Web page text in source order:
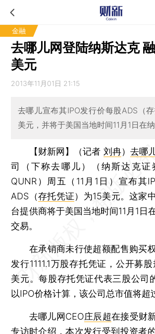
金融
去哪儿网登陆纳斯达克
美元
2013年11月01日 21:15
去哪儿宣布其IPO发行价每股ADS（
美元，并将于美国当地时间11月1日在
【财新网】（记者 刘冉） 去哪
司（下称去哪儿）（纳斯达克证
QUNR）周五（11月1日）宣布其
ADS（存托凭证）为15美元。这家
台提供商将于美国当地时间11月1日
交易。
在承销商未行使超额配售购买
发行1111.1万股存托凭证，公开募
美元。每股存托凭证代表三股公司
以IPO价格计算，该公司总市值将超
去哪儿网CEO庄辰超在接受财
专访时介绍，本次发行受到投资者